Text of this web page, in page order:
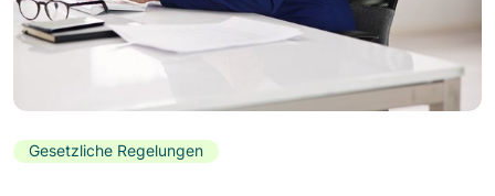
Gesetzliche Regelungen